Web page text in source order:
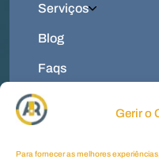
Gerir o
Para fornecer as melhores
Serviços
Blog
Faqs
Contactos
Menu
Termos E Condições